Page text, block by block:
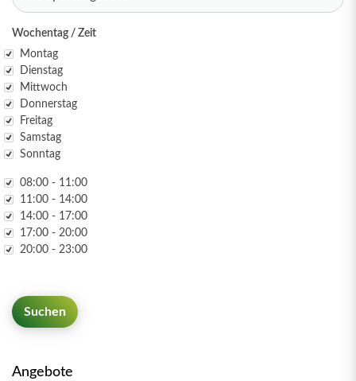
Wochentag / Zeit
Wochentag
Montag
Dienstag
Mittwoch
Donnerstag
Freitag
Samstag
Sonntag
Zeit 08:00 - 11:00
11:00 - 14:00
14:00 - 17:00
17:00 - 20:00
20:00 - 23:00
Angebote